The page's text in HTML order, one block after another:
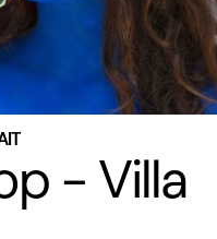
- Villa